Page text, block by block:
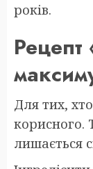
років.
Для тих,
корисного.
лишається